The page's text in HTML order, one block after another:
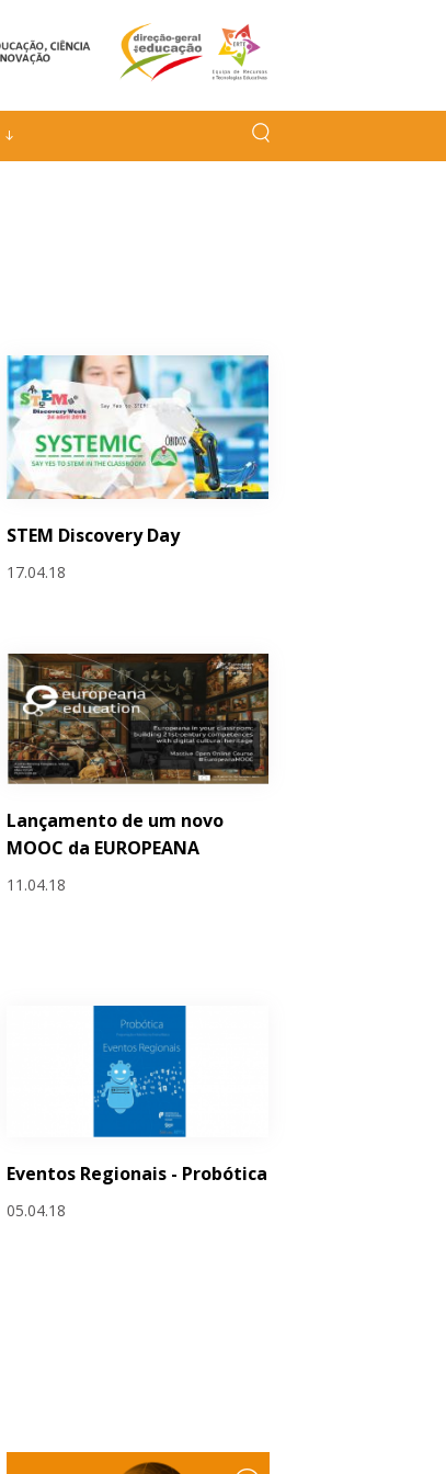
STEM Discovery Day
17.04.18
Lançamento de um novo
MOOC da EUROPEANA
11.04.18
Eventos Regionais - Probótica
05.04.18